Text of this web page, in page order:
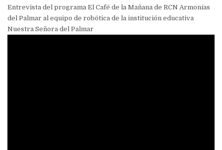
Entrevista del programa El Café de la Mañana de RCN Armonías
del Palmar al equipo de robótica de la institución educativa
Nuestra Señora del Palmar